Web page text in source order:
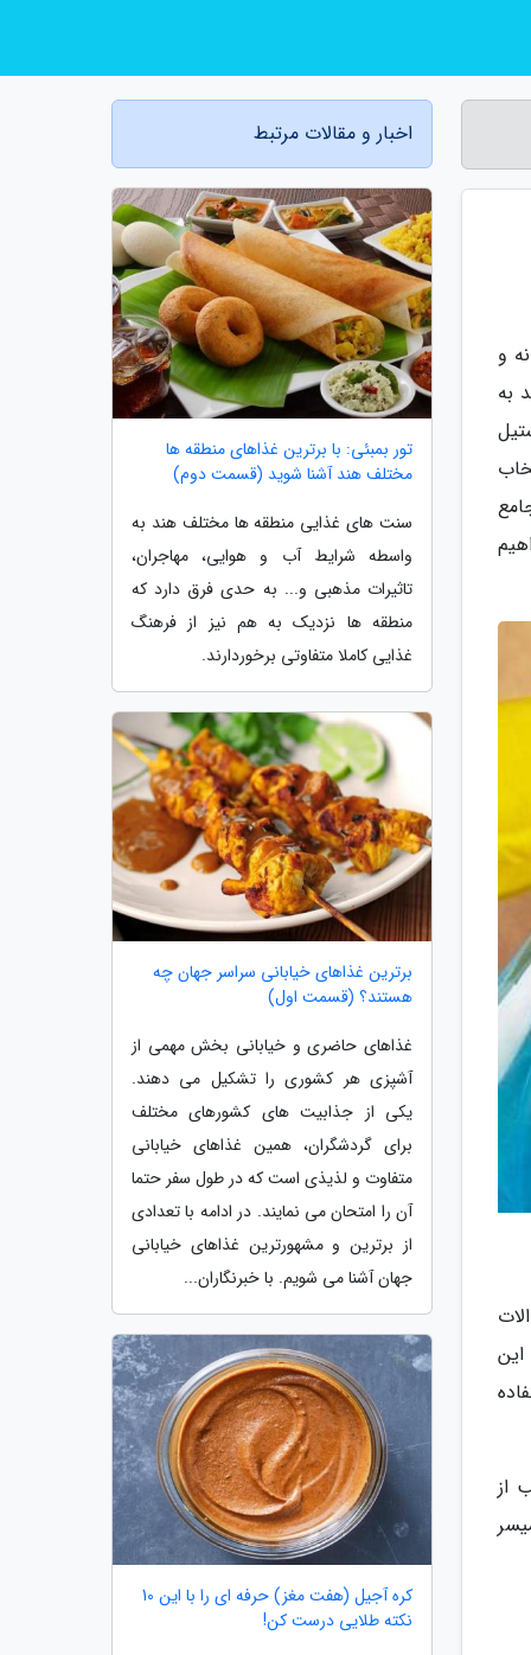
و
به
از
اخبار و مقالات مرتبط
تور بمبئی: با برترین غذاهای منطقه ها
مختلف هند آشنا شوید (قسمت دوم)
سنت های غذایی منطقه ها مختلف هند به
واسطه شرایط آب و هوایی، مهاجران،
تاثیرات مذهبی و... به حدی فرق دارد که
منطقه ها نزدیک به هم نیز از فرهنگ
غذایی کاملا متفاوتی برخوردارند.
برترین غذاهای خیابانی سراسر جهان چه
هستند؟ (قسمت اول)
غذاهای حاضری و خیابانی بخش مهمی از
آشپزی هر کشوری را تشکیل می دهند.
یکی از جذابیت های کشورهای مختلف
برای گردشگران، همین غذاهای خیابانی
متفاوت و لذیذی است که در طول سفر حتما
آن را امتحان می نمایند. در ادامه با تعدادی
از برترین و مشهورترین غذاهای خیابانی
جهان آشنا می شویم. با خبرنگاران...
کره آجیل (هفت مغز) حرفه ای را با این 10
نکته طلایی درست کن!